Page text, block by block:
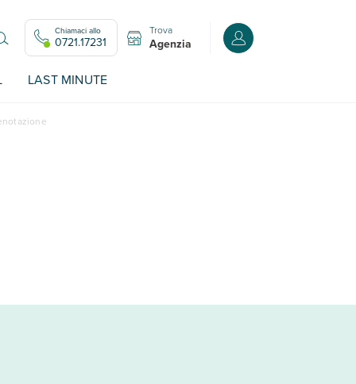
Chiamaci allo
0721.17231
Trova
Agenzia Accedi o registrati
LAST MINUTE